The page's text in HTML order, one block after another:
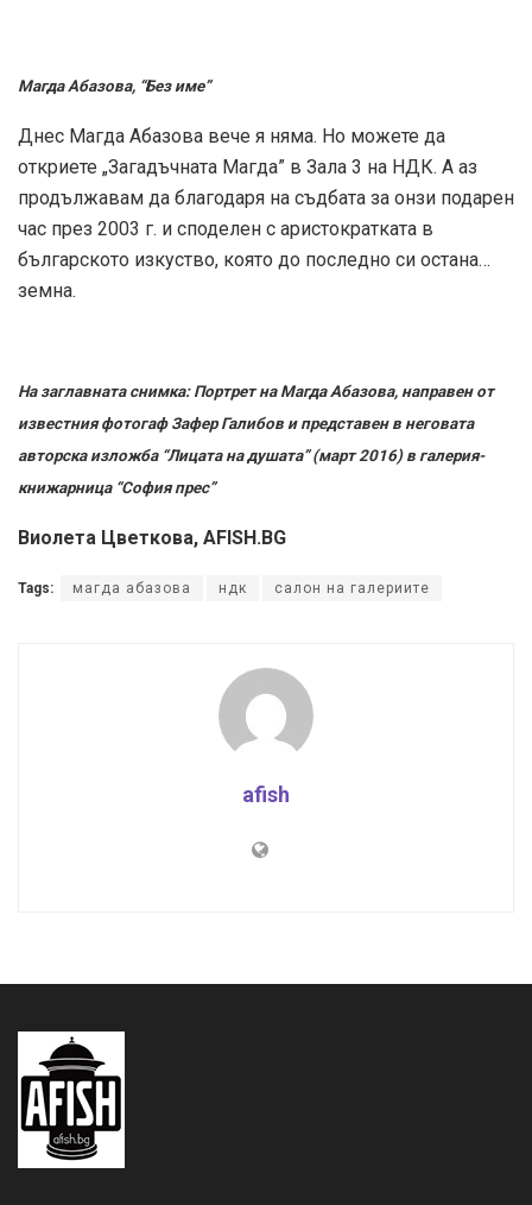
Магда Абазова, “Без име”
Днес Магда Абазова вече я няма. Но можете да
откриете „Загадъчната Магда” в Зала 3 на НДК. А аз
продължавам да благодаря на съдбата за онзи подарен
час през 2003 г. и споделен с аристократката в
българското изкуство, която до последно си остана…
земна.
На заглавната снимка: Портрет на Магда Абазова, направен от
известния фотогаф Зафер Галибов и представен в неговата
авторска изложба “Лицата на душата” (март 2016) в галерия-
книжарница “София прес”
Виолета Цветкова, AFISH.BG
Tags: магда абазова ндк салон на галериите
afish